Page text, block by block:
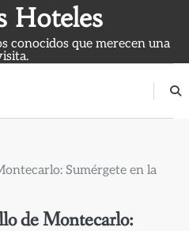
Hoteles
conocidos que merecen una
Sumérgete en la
de Montecarlo: